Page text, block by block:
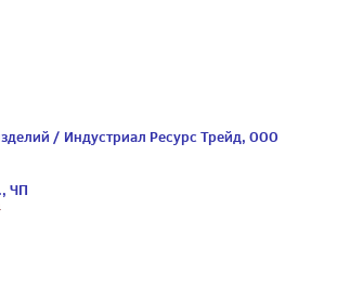
/ Индустриал Ресурс Трейд, ООО
ЧП